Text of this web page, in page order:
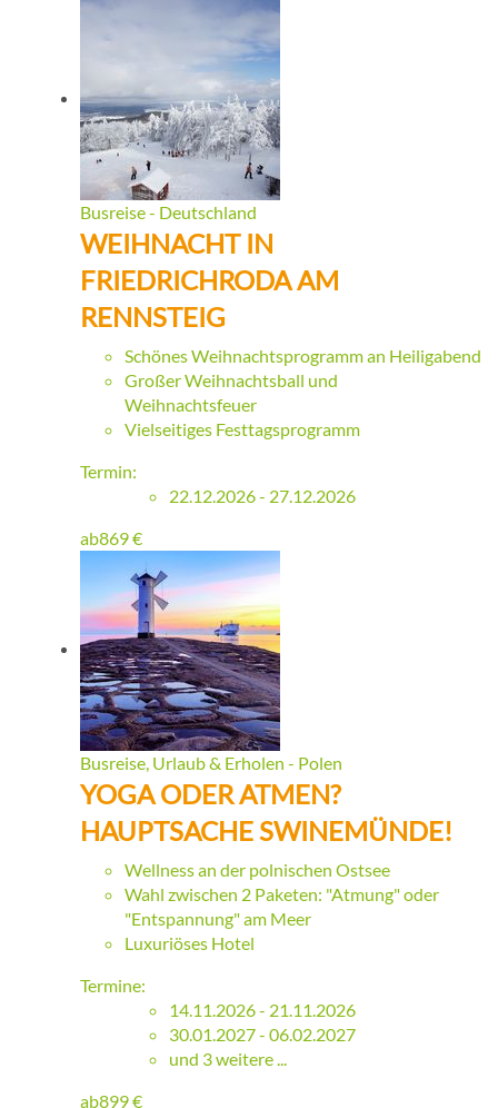
Busreise - Deutschland
WEIHNACHT IN
FRIEDRICHRODA AM
RENNSTEIG
Schönes Weihnachtsprogramm an Heiligabend
Großer Weihnachtsball und
Weihnachtsfeuer
Vielseitiges Festtagsprogramm
Termin:
22.12.2026 - 27.12.2026
ab869€
Busreise, Urlaub & Erholen - Polen
YOGA ODER ATMEN?
HAUPTSACHE SWINEMÜNDE!
Wellness an der polnischen Ostsee
Wahl zwischen 2 Paketen: "Atmung" oder
"Entspannung" am Meer
Luxuriöses Hotel
Termine:
14.11.2026 - 21.11.2026
30.01.2027 - 06.02.2027
und 3 weitere ...
ab899€